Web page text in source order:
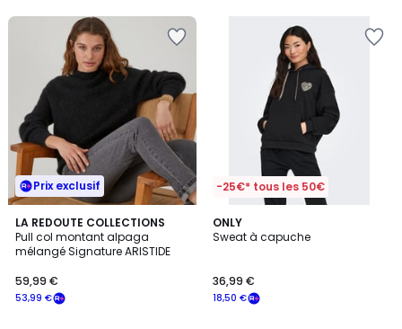
Prix exclusif
LA REDOUTE COLLECTIONS
Pull col montant alpaga
mélangé Signature ARISTIDE
53,99 €
59,99 €
4,2
/ 5
6
Couleurs
-25€* tous les 50€
ONLY
Sweat à capuche
18,50 €
36,99 €
2
Couleurs